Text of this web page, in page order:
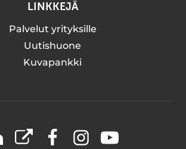
LINKKEJÄ
Palvelut yrityksille
Uutishuone
Kuvapankki
LinkedIn
X FacebookInstagramYouTube